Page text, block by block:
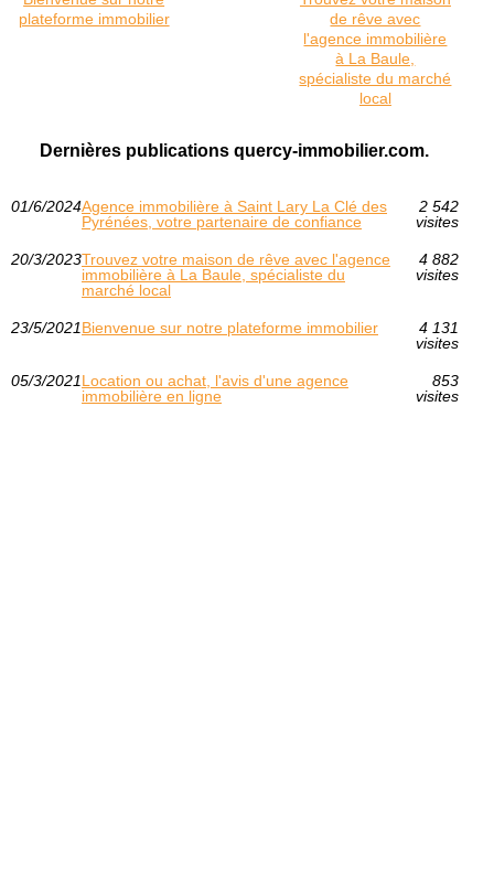
plateforme immobilier
de rêve avec
l'agence immobilière
à La Baule,
spécialiste du marché
local
Dernières publications quercy-immobilier.com.
01/6/2024Agence immobilière à Saint Lary La Clé des
Pyrénées, votre partenaire de confiance
2 542
visites
20/3/2023Trouvez votre maison de rêve avec l'agence
immobilière à La Baule, spécialiste du
marché local
4 882
visites
23/5/2021Bienvenue sur notre plateforme immobilier
4 131
visites
05/3/2021Location ou achat, l'avis d'une agence
immobilière en ligne
853
visites